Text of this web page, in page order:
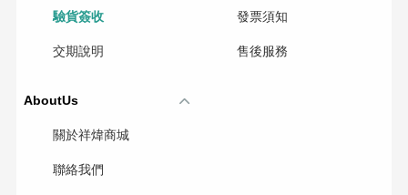
驗貨簽收
交期說明
發票須知
售後服務
AboutUs
關於祥煒商城
聯絡我們